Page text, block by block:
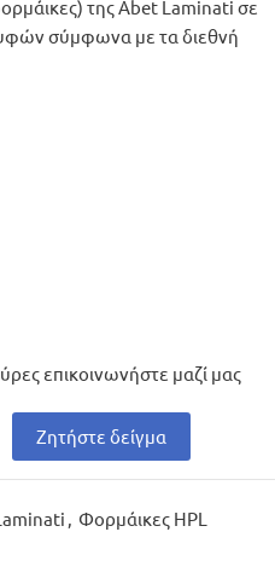
της Abet Laminati σε
σύμφωνα με τα διεθνή
επικοινωνήστε μαζί μας
Ζητήστε δείγμα
, Φορμάικες HPL